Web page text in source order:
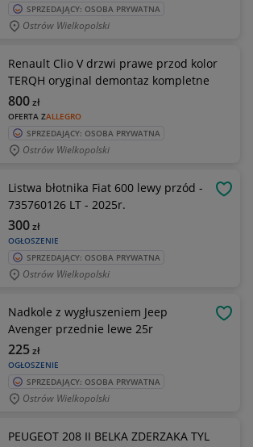
SPRZEDAJĄCY: OSOBA PRYWATNA
Ostrów Wielkopolski
Renault Clio V drzwi prawe przod kolor
TERQH oryginal demontaz kompletne
OFERTA ZALLEGRO
800zł
SPRZEDAJĄCY: OSOBA PRYWATNA
Ostrów Wielkopolski
Listwa błotnika Fiat 600 lewy przód -
735760126 LT - 2025r.
OGŁOSZENIE
300zł
SPRZEDAJĄCY: OSOBA PRYWATNA
Ostrów Wielkopolski
Nadkole z wygłuszeniem Jeep
Avenger przednie lewe 25r
OGŁOSZENIE
225zł
SPRZEDAJĄCY: OSOBA PRYWATNA
Ostrów Wielkopolski
PEUGEOT 208 II BELKA ZDERZAKA TYL